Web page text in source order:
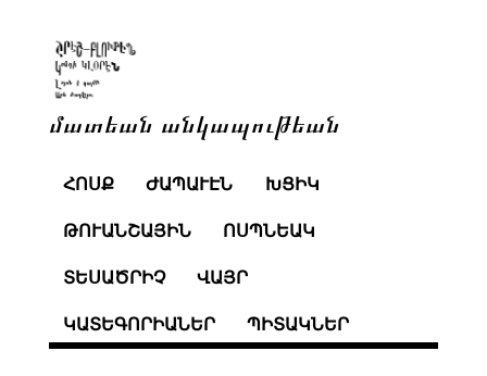
մատեան անկապութեան
ՀՈՍՔ ԺԱՊԱՒԷՆ ԽՑԻԿ
ԹՈՒԱՆՇԱՅԻՆ ՈՍՊՆԵԱԿ
ՏԵՍԱԾՐԻՉ ՎԱՅՐ
ԿԱՏԵԳՈՐԻԱՆԵՐ ՊԻՏԱԿՆԵՐ